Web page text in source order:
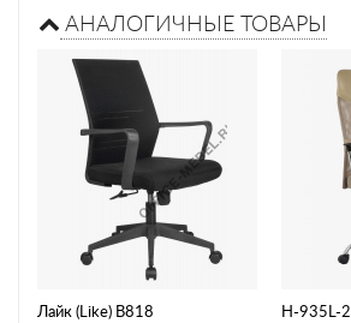
АНАЛОГИЧНЫЕ ТОВАРЫ
Лайк (Like) B818 H-935L-2